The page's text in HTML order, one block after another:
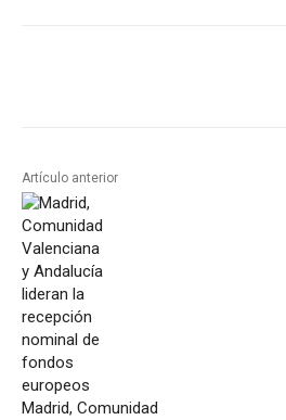
Artículo anterior
Madrid, Comunidad